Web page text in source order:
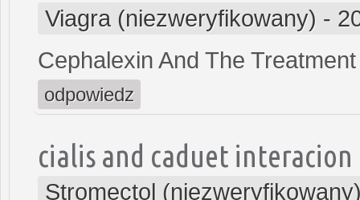
Viagra (niezweryfikowany) -
Cephalexin And The
odpowiedz
cialis and caduet interacion
Stromectol